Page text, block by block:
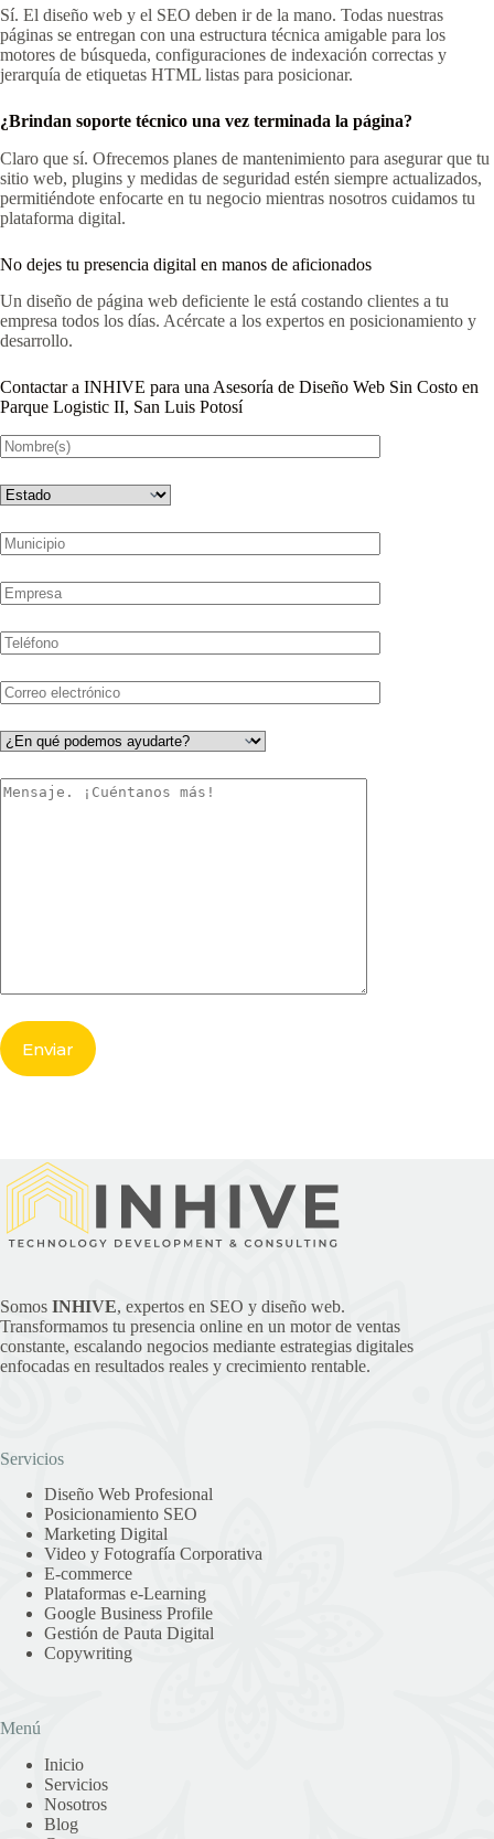
Sí. El diseño web y el SEO deben ir de la mano. Todas nuestras
páginas se entregan con una estructura técnica amigable para los
motores de búsqueda, configuraciones de indexación correctas y
jerarquía de etiquetas HTML listas para posicionar.
¿Brindan soporte técnico una vez terminada la página?
Claro que sí. Ofrecemos planes de mantenimiento para asegurar que tu
sitio web, plugins y medidas de seguridad estén siempre actualizados,
permitiéndote enfocarte en tu negocio mientras nosotros cuidamos tu
plataforma digital.
No dejes tu presencia digital en manos de aficionados
Un diseño de página web deficiente le está costando clientes a tu
empresa todos los días. Acércate a los expertos en posicionamiento y
desarrollo.
Contactar a INHIVE para una Asesoría de Diseño Web Sin Costo en
Parque Logistic II, San Luis Potosí
Somos INHIVE, expertos en SEO y diseño web.
Transformamos tu presencia online en un motor de ventas
constante, escalando negocios mediante estrategias digitales
enfocadas en resultados reales y crecimiento rentable.
Servicios
Diseño Web Profesional
Posicionamiento SEO
Marketing Digital
Video y Fotografía Corporativa
E-commerce
Plataformas e-Learning
Google Business Profile
Gestión de Pauta Digital
Copywriting
Menú
Inicio
Servicios
Nosotros
Blog